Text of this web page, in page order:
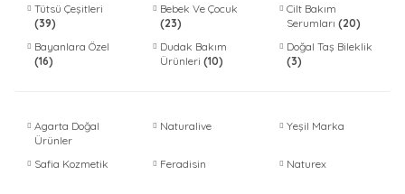
Tütsü Çeşitleri
(39)
Bebek Ve Çocuk
(23)
Cilt Bakım
Serumları (20)
Bayanlara Özel
(16)
Dudak Bakım
Ürünleri(10)
Doğal Taş Bileklik
(3)
Agarta Doğal
Ürünler
Naturalive Yeşil Marka
Safia Kozmetik Feradisin Naturex